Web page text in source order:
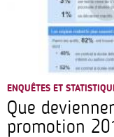
ENQUÊTES ET
Que
promotion